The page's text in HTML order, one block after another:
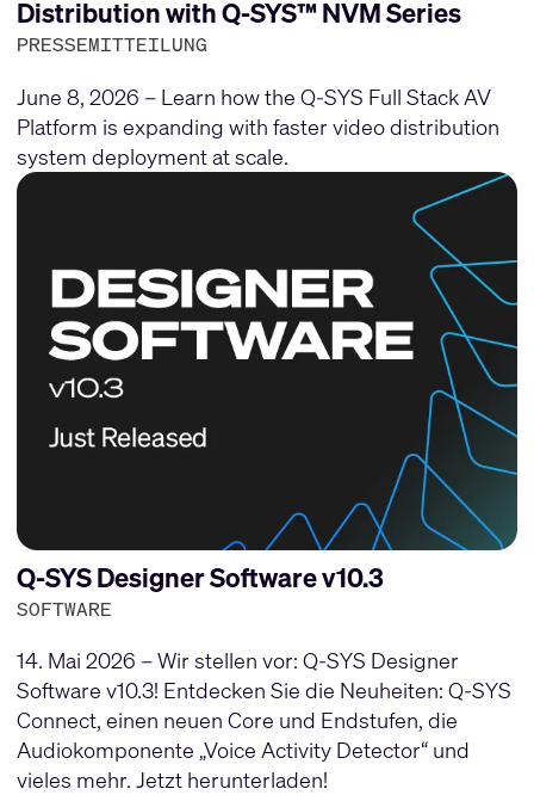
Distribution with Q-SYS™ NVM Series
PRESSEMITTEILUNG
June 8, 2026 – Learn how the Q-SYS Full Stack AV
Platform is expanding with faster video distribution
system deployment at scale.
Q-SYS Designer Software v10.3
SOFTWARE
14. Mai 2026 – Wir stellen vor: Q-SYS Designer
Software v10.3! Entdecken Sie die Neuheiten: Q-SYS
Connect, einen neuen Core und Endstufen, die
Audiokomponente „Voice Activity Detector“ und
vieles mehr. Jetzt herunterladen!